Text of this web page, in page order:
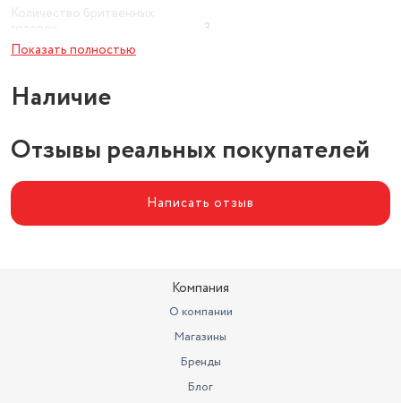
Количество бритвенных
3
Возможность чистки под
струей воды
Показать полностью
Наличие
Отзывы реальных покупателей
Написать отзыв
Компания
О компании
Магазины
Бренды
Блог